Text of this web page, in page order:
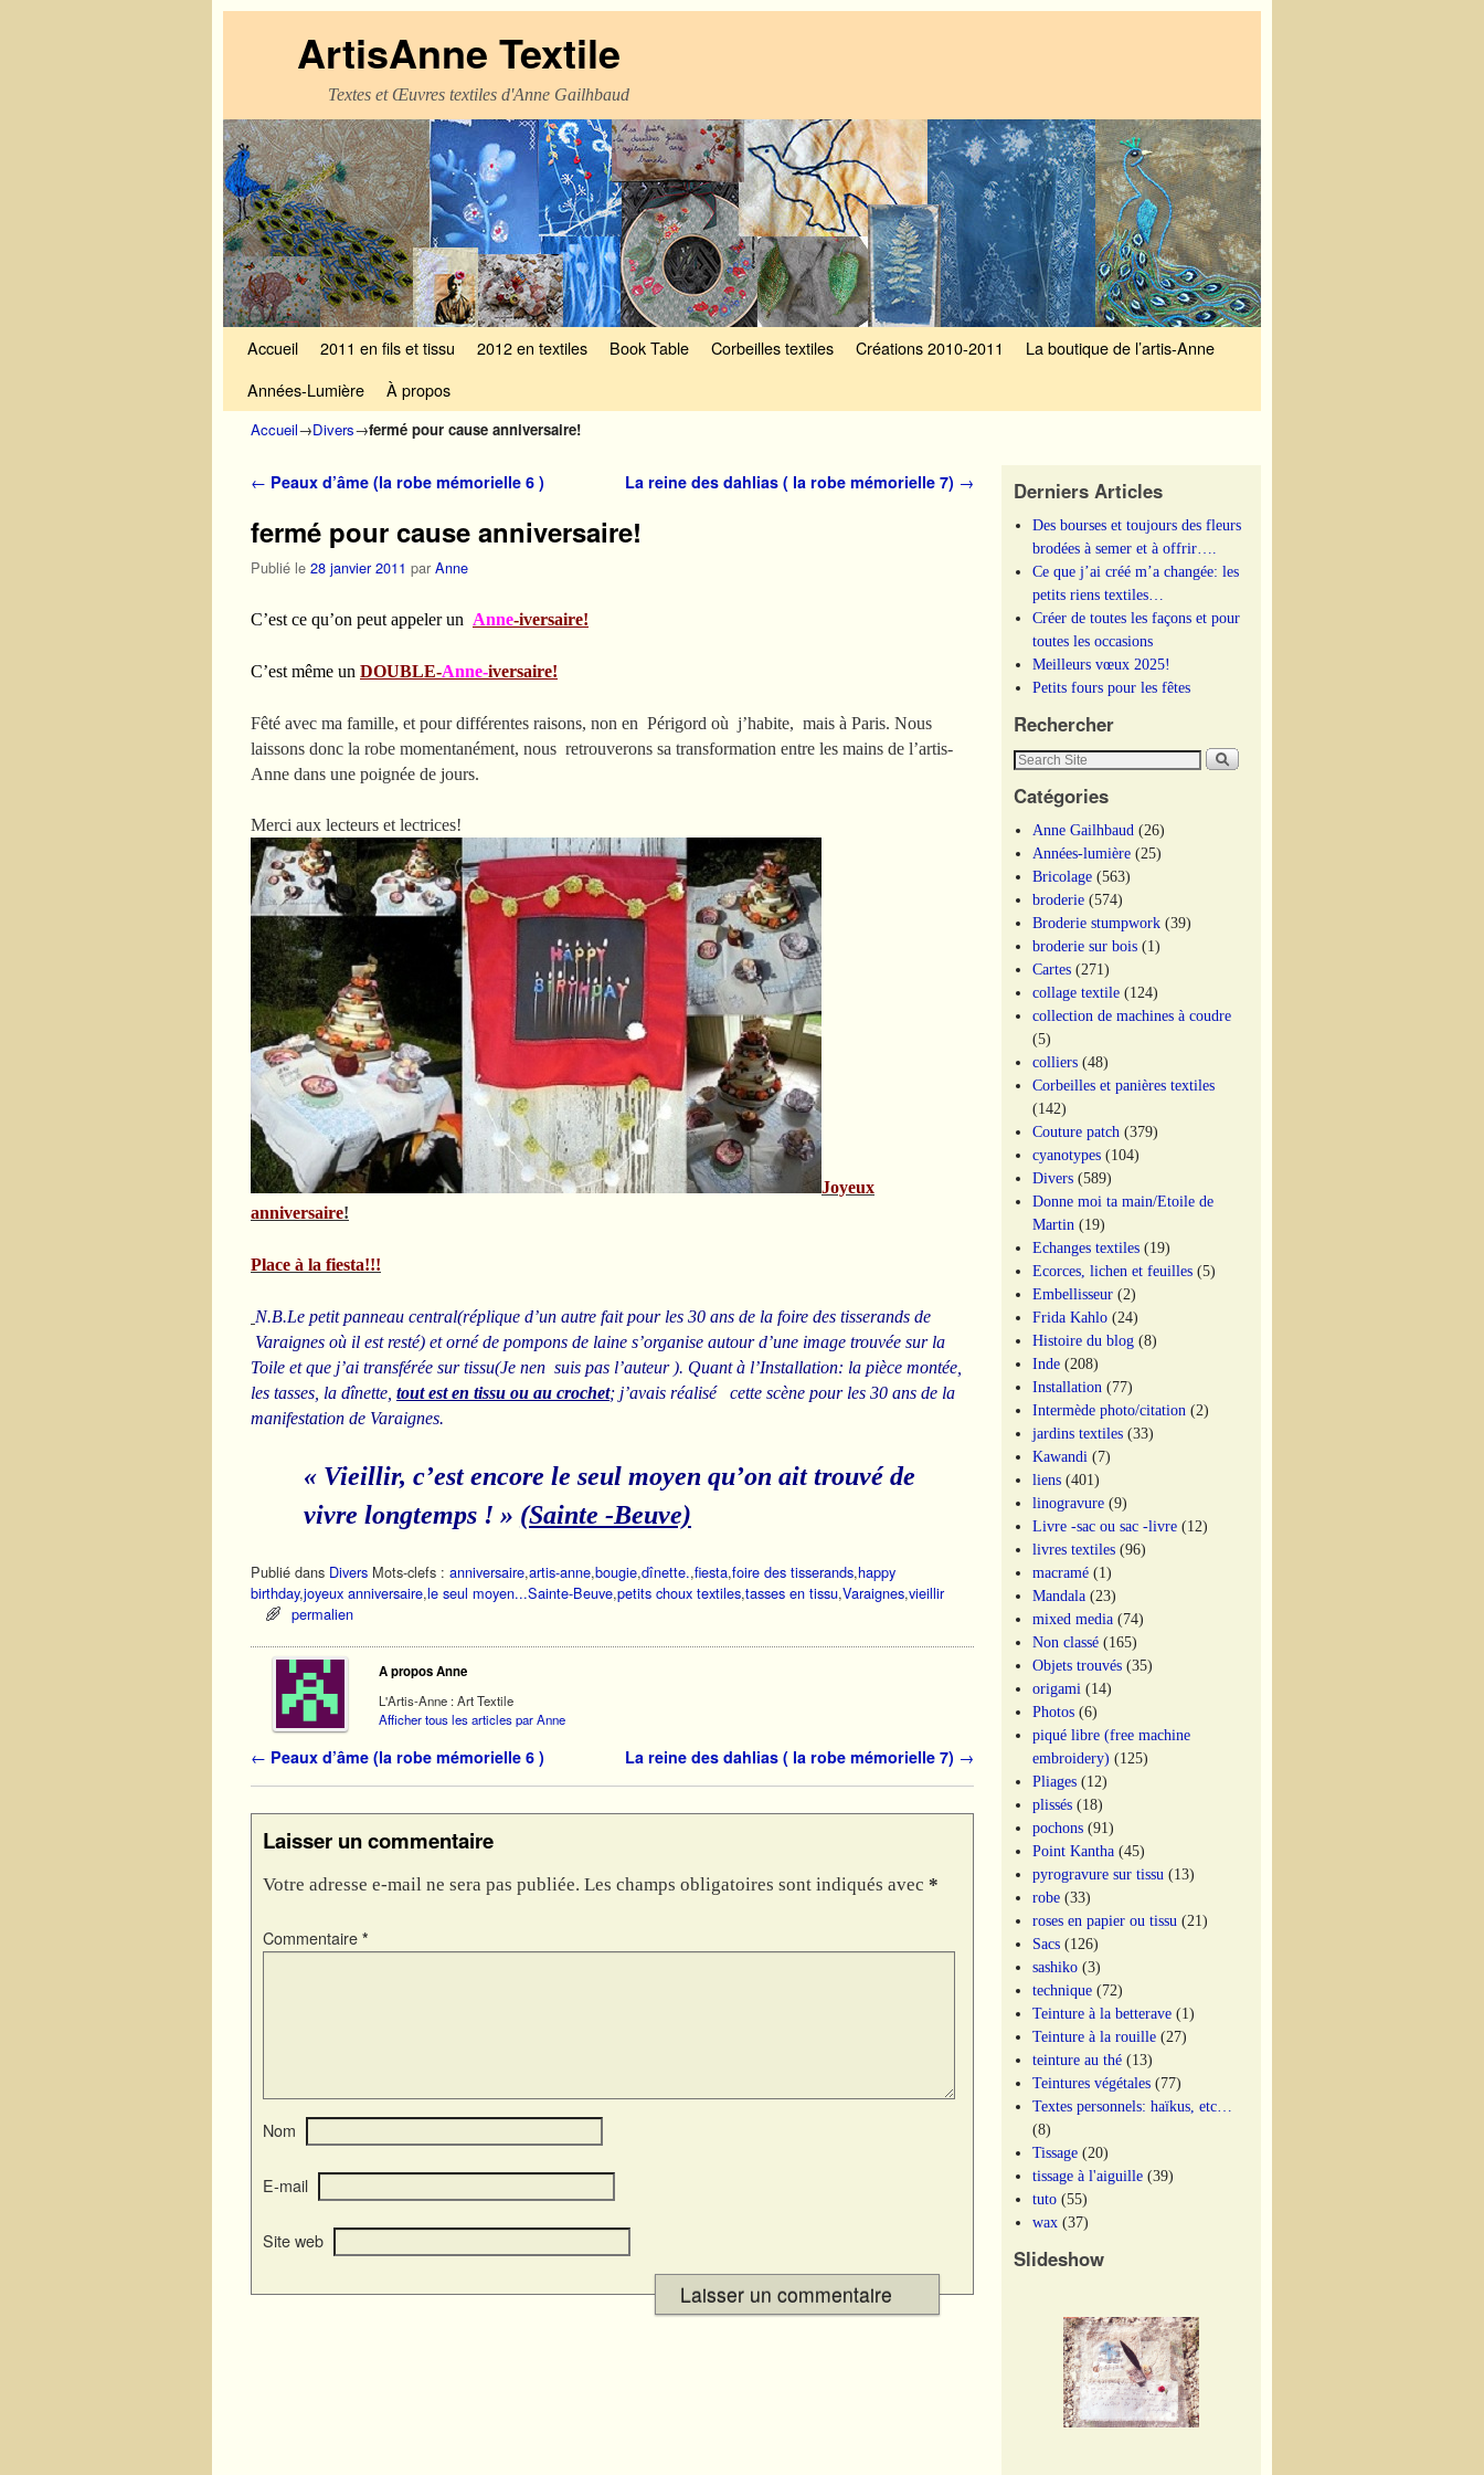
ArtisAnne Textile
Textes et Œuvres textiles d'Anne Gailhbaud
Accueil 2011 en fils et tissu 2012 en textiles Book Table Corbeilles textiles Créations 2010-2011
La boutique de l’artis-Anne
Années-Lumière
À propos
Accueil→Divers→fermé pour cause anniversaire!
Navigation des articles
← Peaux d’âme (la robe mémorielle 6 ) La reine des dahlias ( la robe mémorielle 7) →
fermé pour cause anniversaire!
Publié le 28 janvier 2011 par Anne
C’est ce qu’on peut appeler un Anne-iversaire!
C’est même un DOUBLE-Anne-iversaire!
Fêté avec ma famille, et pour différentes raisons, non en Périgord où j’habite, mais à Paris. Nous
laissons donc la robe momentanément, nous retrouverons sa transformation entre les mains de l’artis-
Anne dans une poignée de jours.
Merci aux lecteurs et lectrices!
Joyeux
anniversaire!
Place à la fiesta!!!
N.B.Le petit panneau central(réplique d’un autre fait pour les 30 ans de la foire des tisserands de
Varaignes où il est resté) et orné de pompons de laine s’organise autour d’une image trouvée sur la
Toile et que j’ai transférée sur tissu(Je nen suis pas l’auteur ). Quant à l’Installation: la pièce montée,
les tasses, la dînette, tout est en tissu ou au crochet; j’avais réalisé cette scène pour les 30 ans de la
manifestation de Varaignes.
« Vieillir, c’est encore le seul moyen qu’on ait trouvé de
vivre longtemps ! » (Sainte -Beuve)
Publié dans Divers Mots-clefs : anniversaire,artis-anne,bougie,dînette.,fiesta,foire des tisserands,happy
birthday,joyeux anniversaire,le seul moyen...Sainte-Beuve,petits choux textiles,tasses en tissu,Varaignes,vieillir
permalien
A propos Anne
L'Artis-Anne : Art Textile
Afficher tous les articles par Anne
Navigation des articles
← Peaux d’âme (la robe mémorielle 6 ) La reine des dahlias ( la robe mémorielle 7) →
Laisser un commentaire
Votre adresse e-mail ne sera pas publiée. Les champs obligatoires sont indiqués avec *
Commentaire *
Nom
E-mail
Site web
Derniers Articles
Des bourses et toujours des fleurs
brodées à semer et à offrir….
Ce que j’ai créé m’a changée: les
petits riens textiles…
Créer de toutes les façons et pour
toutes les occasions
Meilleurs vœux 2025!
Petits fours pour les fêtes
Rechercher
Catégories
Anne Gailhbaud (26)
Années-lumière (25)
Bricolage (563)
broderie (574)
Broderie stumpwork (39)
broderie sur bois (1)
Cartes (271)
collage textile (124)
collection de machines à coudre
(5)
colliers (48)
Corbeilles et panières textiles
(142)
Couture patch (379)
cyanotypes (104)
Divers (589)
Donne moi ta main/Etoile de
Martin (19)
Echanges textiles (19)
Ecorces, lichen et feuilles (5)
Embellisseur (2)
Frida Kahlo (24)
Histoire du blog (8)
Inde (208)
Installation (77)
Intermède photo/citation (2)
jardins textiles (33)
Kawandi (7)
liens (401)
linogravure (9)
Livre -sac ou sac -livre (12)
livres textiles (96)
macramé (1)
Mandala (23)
mixed media (74)
Non classé (165)
Objets trouvés (35)
origami (14)
Photos (6)
piqué libre (free machine
embroidery) (125)
Pliages (12)
plissés (18)
pochons (91)
Point Kantha (45)
pyrogravure sur tissu (13)
robe (33)
roses en papier ou tissu (21)
Sacs (126)
sashiko (3)
technique (72)
Teinture à la betterave (1)
Teinture à la rouille (27)
teinture au thé (13)
Teintures végétales (77)
Textes personnels: haïkus, etc…
(8)
Tissage (20)
tissage à l'aiguille (39)
tuto (55)
wax (37)
Slideshow